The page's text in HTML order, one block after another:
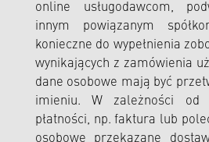
online usługodawcom,
innym powiązanym
konieczne do wypełnienia
wynikających z zamówienia
dane osobowe mają być
imieniu. W zależności od
płatności, np. faktura lub
osobowe przekazane